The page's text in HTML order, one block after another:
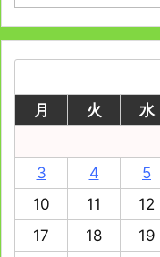
月
火 水
3
4 5
10
11 12
17
18 19